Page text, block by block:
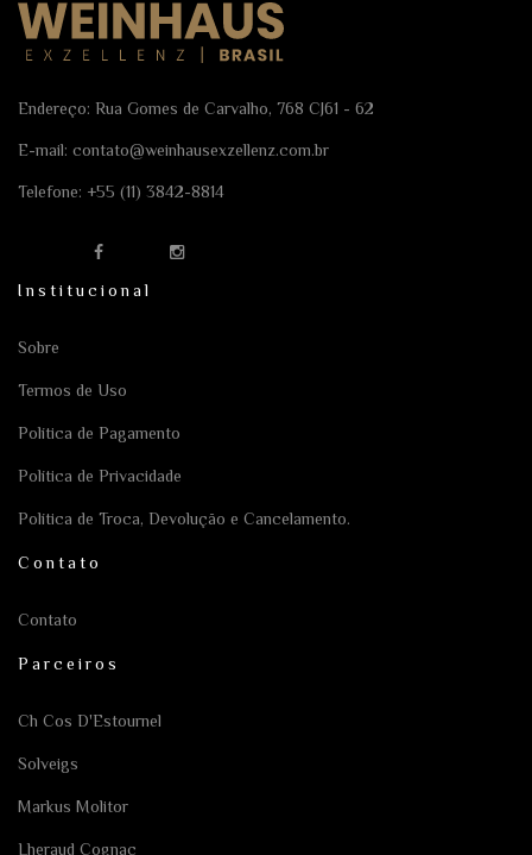
Endereço: Rua Gomes de Carvalho, 768 CJ61 - 62
E-mail: contato@weinhausexzellenz.com.br
Telefone: +55 (11) 3842-8814
Institucional
Sobre
Termos de Uso
Política de Pagamento
Política de Privacidade
Política de Troca, Devolução e Cancelamento.
Contato
Contato
Parceiros
Ch Cos D'Estournel
Solveigs
Markus Molitor
Lheraud Cognac